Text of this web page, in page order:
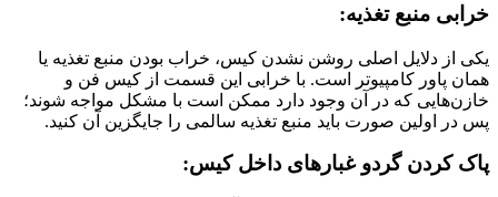
خرابی منبع تغذیه:
یکی از دلایل اصلی روشن نشدن کیس، خراب بودن منبع تغذیه یا
همان پاور کامپیوتر است. با خرابی این قسمت از کیس فن و
خازن‌هایی که در آن وجود دارد ممکن است با مشکل مواجه شوند؛
پس در اولین صورت باید منبع تغذیه سالمی را جایگزین آن کنید.
پاک کردن گردو غبار‌های داخل کیس: